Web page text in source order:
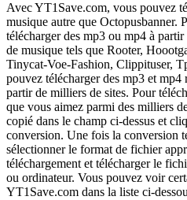
Avec YT1Save.com, vous pouvez
musique autre que Octopusbanner.
télécharger des mp3 ou mp4 à
de musique tels que Rooter,
Tinycat-Voe-Fashion, Clippituser,
pouvez télécharger des mp3 et
partir de milliers de sites. Pour
que vous aimez parmi des milliers
copié dans le champ ci-dessus et
conversion. Une fois la conversion
sélectionner le format de fichier
téléchargement et télécharger le
ou ordinateur. Vous pouvez voir
YT1Save.com dans la liste ci-